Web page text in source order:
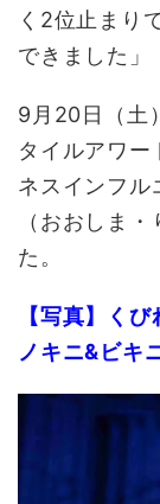
く2位止まり
できました」
9月20日（土
タイルアワ
ネスインフル
（おおしま
た。
【写真】く
ノキニ&ビキ